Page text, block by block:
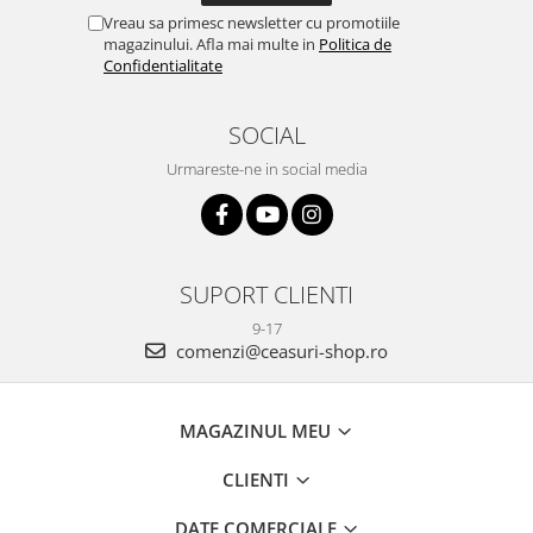
Vreau sa primesc newsletter cu promotiile
magazinului. Afla mai multe in Politica de
Confidentialitate
SOCIAL
Urmareste-ne in social media
SUPORT CLIENTI
9-17
comenzi@ceasuri-shop.ro
MAGAZINUL MEU
CLIENTI
DATE COMERCIALE